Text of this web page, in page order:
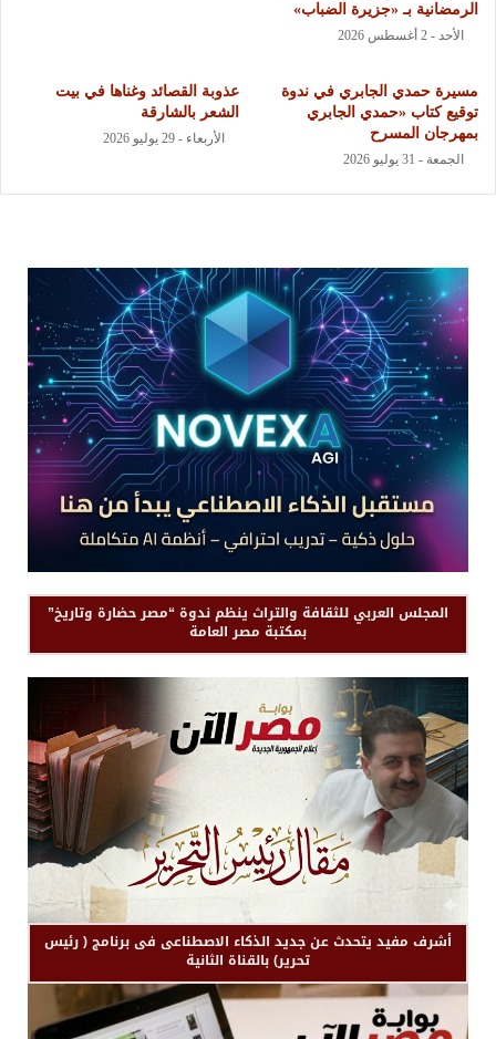
الرمضانية بـ «جزيرة الضباب»
الأحد - 2 أغسطس 2026
مسيرة حمدي الجابري في ندوة
توقيع كتاب «حمدي الجابري
بمهرجان المسرح
الجمعة - 31 يوليو 2026
عذوبة القصائد وغناها في بيت
الشعر بالشارقة
الأربعاء - 29 يوليو 2026
المجلس العربي للثقافة والتراث ينظم ندوة “مصر حضارة وتاريخ”
بمكتبة مصر العامة
أشرف مفيد يتحدث عن جديد الذكاء الاصطناعى فى برنامج ( رئيس
تحرير) بالقناة الثانية